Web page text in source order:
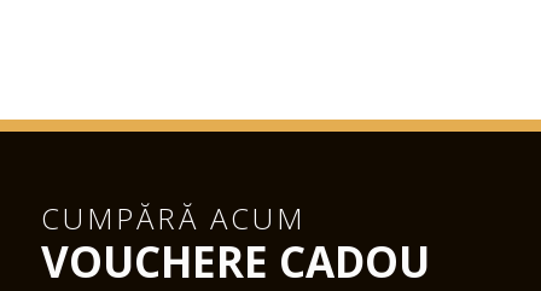
CUMPĂRĂ ACUM
VOUCHERE CADOU